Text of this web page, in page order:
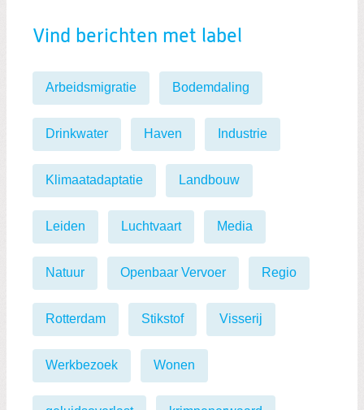
Vind berichten met label
Arbeidsmigratie Bodemdaling
Drinkwater Haven Industrie
Klimaatadaptatie Landbouw
Leiden Luchtvaart Media
Natuur Openbaar Vervoer Regio
Rotterdam Stikstof Visserij
Werkbezoek Wonen